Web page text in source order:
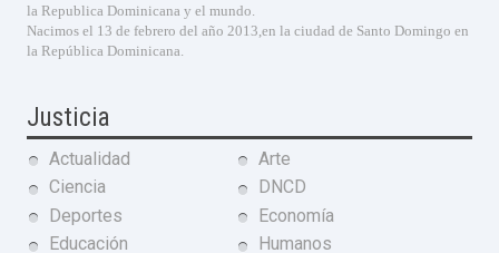
la Republica Dominicana y el mundo.
Nacimos el 13 de febrero del año 2013,en la ciudad de Santo Domingo en
la República Dominicana.
Justicia
Actualidad
Arte
Ciencia
DNCD
Deportes
Economía
Educación
Humanos